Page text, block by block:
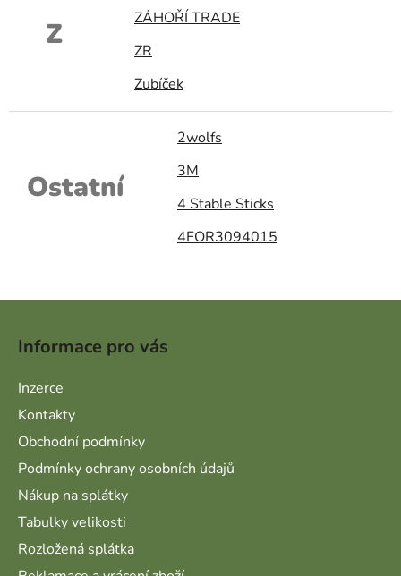
Z
ZÁHOŘÍ TRADE
ZR
Zubíček
Ostatní
2wolfs
3M
4 Stable Sticks
4FOR3094015
Informace pro vás
Inzerce
Kontakty
Obchodní podmínky
Podmínky ochrany osobních údajů
Nákup na splátky
Tabulky velikosti
Rozložená splátka